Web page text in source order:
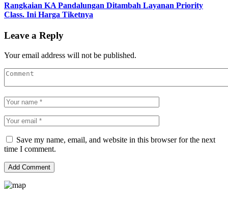
Rangkaian KA Pandalungan Ditambah Layanan Priority
Class. Ini Harga Tiketnya
Leave a Reply
Your email address will not be published.
Save my name, email, and website in this browser for the next
time I comment.